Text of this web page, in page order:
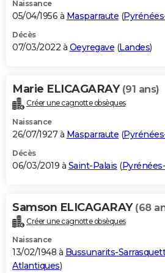
Naissance
05/04/1956 à Masparraute (
Décès
07/03/2022 à Oeyregave (Landes)
Marie ELICAGARAY (91 ans)
Créer une cagnotte obsèques
Naissance
26/07/1927 à Masparraute (
Décès
06/03/2019 à Saint-Palais (
Samson ELICAGARAY (68
Créer une cagnotte obsèques
Naissance
13/02/1948 à Bussunarits-
Atlantiques)